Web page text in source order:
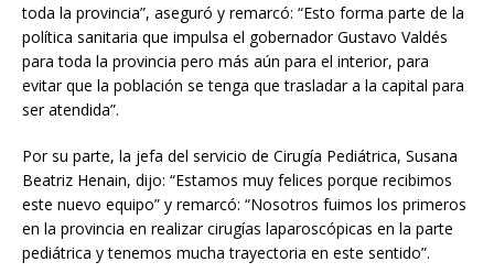
toda la provincia”, aseguró y remarcó: “Esto forma parte de la
política sanitaria que impulsa el gobernador Gustavo Valdés
para toda la provincia pero más aún para el interior, para
evitar que la población se tenga que trasladar a la capital para
ser atendida”.
Por su parte, la jefa del servicio de Cirugía Pediátrica, Susana
Beatriz Henain, dijo: “Estamos muy felices porque recibimos
este nuevo equipo” y remarcó: “Nosotros fuimos los primeros
en la provincia en realizar cirugías laparoscópicas en la parte
pediátrica y tenemos mucha trayectoria en este sentido”.